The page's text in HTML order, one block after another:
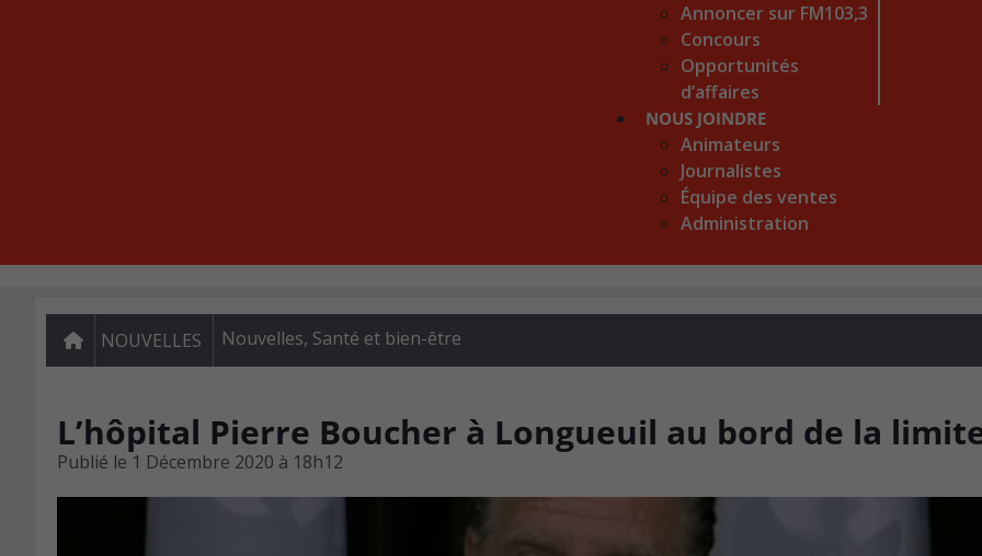
Annoncer sur FM103,3
Concours
Opportunités
d’affaires
NOUS JOINDRE
Animateurs
Journalistes
Équipe des ventes
Administration
NOUVELLES Nouvelles, Santé et bien-être
L’hôpital Pierre Boucher à Longueuil au bord de la
Publié le 1 Décembre 2020 à 18h12